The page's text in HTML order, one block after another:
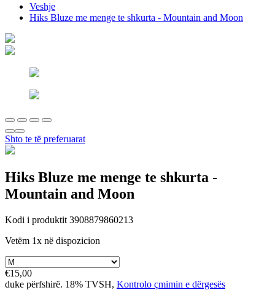
Veshje
Hiks Bluze me menge te shkurta - Mountain and Moon
Shto te të preferuarat
Hiks Bluze me menge te shkurta -
Mountain and Moon
Kodi i produktit 3908879860213
Vetëm 1x në dispozicion
€15,00
duke përfshirë. 18% TVSH, Kontrolo çmimin e dërgesës